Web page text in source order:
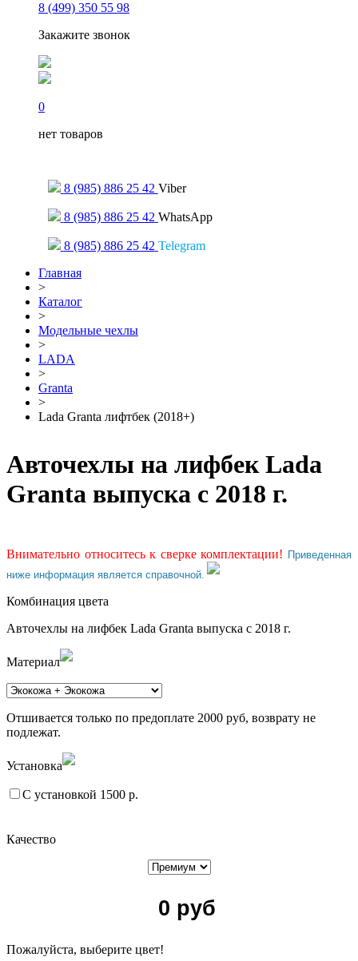
8 (499) 350 55 98
Закажите звонок
0
нет товаров
8 (985) 886 25 42 Viber
8 (985) 886 25 42 WhatsApp
8 (985) 886 25 42 Telegram
Главная
>
Каталог
>
Модельные чехлы
>
LADA
>
Granta
>
Lada Granta лифтбек (2018+)
Авточехлы на лифбек Lada
Granta выпуска с 2018 г.
Внимательно относитесь к сверке комплектации! Приведенная
ниже информация является справочной.
Комбинация цвета
Авточехлы на лифбек Lada Granta выпуска с 2018 г.
Материал
Отшивается только по предоплате 2000 руб, возврату не
подлежат.
Установка
С установкой 1500 р.
Качество
0 руб
Пожалуйста, выберите цвет!